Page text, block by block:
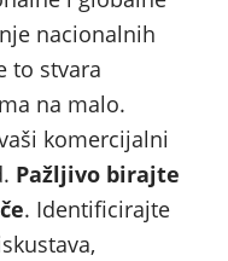
nacionalnih
to stvara
na malo.
komercijalni
Pažljivo birajte
. Identificirajte